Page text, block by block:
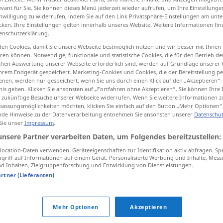
sagenhaft
sagenhaft (≈ toll) UMG FIG
für Sie. Sie können dieses Menü jederzeit wieder aufrufen, um Ihre
zu widerrufen, indem Sie auf den Link Privatsphäre-Einstellungen am
Ihre Einstellungen gelten innerhalb unseres Website. Weitere Informationen
Cookies, damit Sie unsere Webseite bestmöglich nutzen und wir besser mit Ihnen
können. Notwendige, funktionale und statistische Cookies, die für den Betrieb
Auswertung unserer Webseite erforderlich sind, werden auf Grundlage unserer
Endgerät gespeichert. Marketing-Cookies und Cookies, die der Bereitstellung
werden nur gespeichert, wenn Sie uns durch einen Klick auf den
geben. Klicken Sie ansonsten auf „Fortfahren ohne Akzeptieren“. Sie können Ihre
Besuche unserer Webseite widerrufen. Wenn Sie weitere Informationen
möchten, klicken Sie einfach auf den Button „Mehr Optionen“.
Hinweise zu der Datenverarbeitung entnehmen Sie ansonsten unserer
unser Impressum.
Partner verarbeiten Daten, um Folgendes bereitzustellen:
Daten verwenden. Geräteeigenschaften zur Identifikation aktiv abfragen.
auf Informationen auf einem Gerät. Personalisierte Werbung und Inhalte,
Inhalten, Zielgruppenforschung und Entwicklung von Dienstleistungen.
(Lieferanten)
Mehr Optionen Akzeptieren